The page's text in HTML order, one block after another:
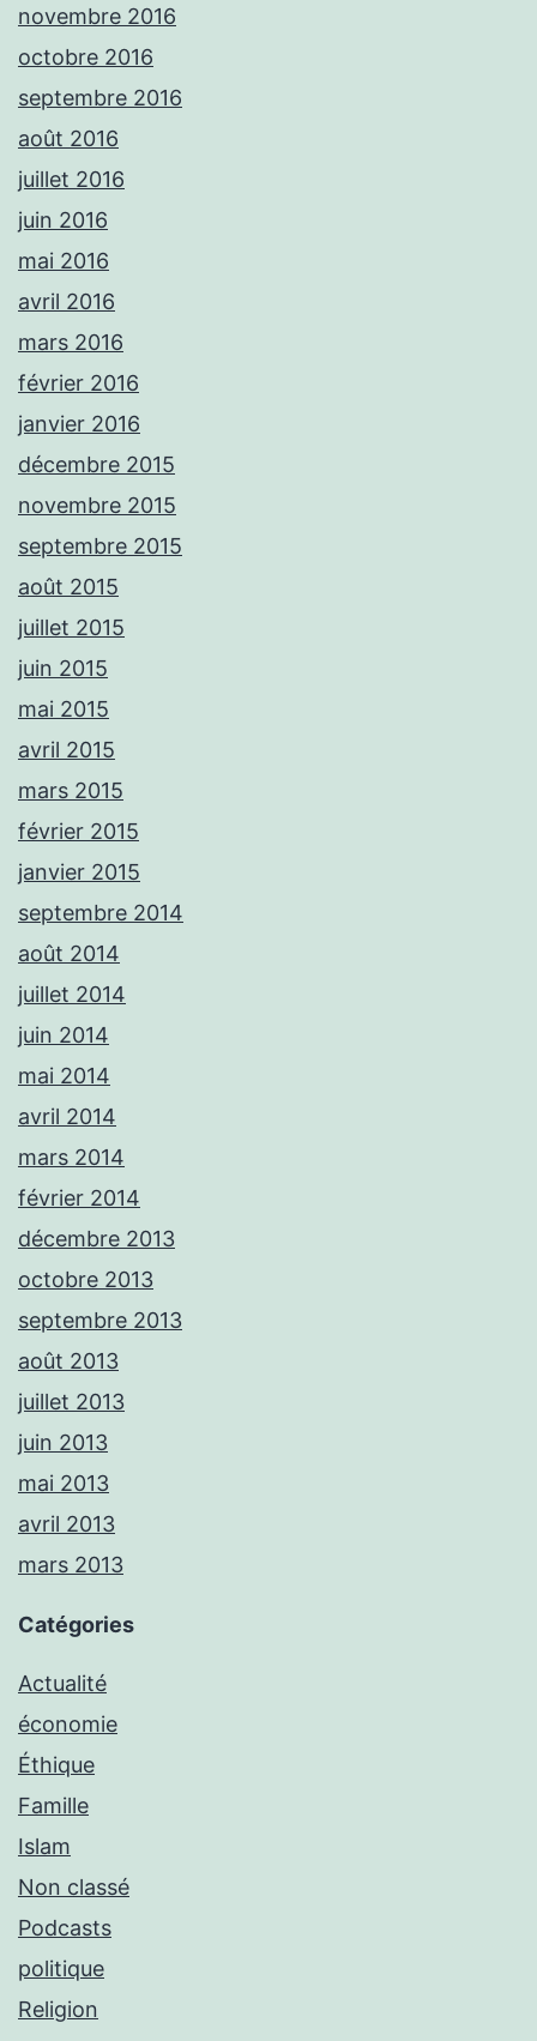
novembre 2016
octobre 2016
septembre 2016
août 2016
juillet 2016
juin 2016
mai 2016
avril 2016
mars 2016
février 2016
janvier 2016
décembre 2015
novembre 2015
septembre 2015
août 2015
juillet 2015
juin 2015
mai 2015
avril 2015
mars 2015
février 2015
janvier 2015
septembre 2014
août 2014
juillet 2014
juin 2014
mai 2014
avril 2014
mars 2014
février 2014
décembre 2013
octobre 2013
septembre 2013
août 2013
juillet 2013
juin 2013
mai 2013
avril 2013
mars 2013
Catégories
Actualité
économie
Éthique
Famille
Islam
Non classé
Podcasts
politique
Religion